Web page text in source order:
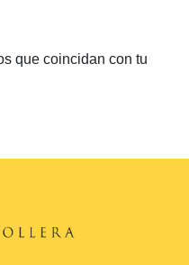
que coincidan con tu